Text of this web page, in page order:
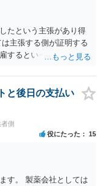
果，入院期間が延びて
能な余地があります。
金銭の請求はしませ
上記の請求は，基本的
たという主張があり得
主張する側が証明する
するといった揺さぶり
払に応じてしまうケー
と後日の支払い
側
役にたった 15
す。 製薬会社としては